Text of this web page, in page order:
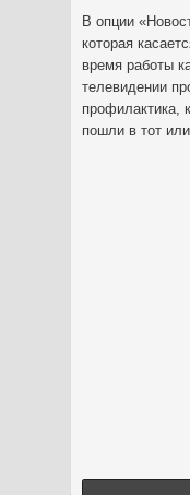
В опции
которая
время работы
телевидении
профилактика,
пошли в тот